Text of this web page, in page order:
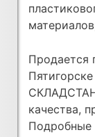
Продается
качества,
Подробные